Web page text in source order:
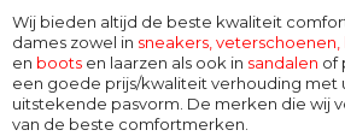
Wij bieden altijd de beste kwaliteit
dames zowel in sneakers, veterschoenen,
en boots en laarzen als ook in sandalen of
een goede prijs/kwaliteit verhouding met
uitstekende pasvorm. De merken die wij
van de beste comfortmerken.